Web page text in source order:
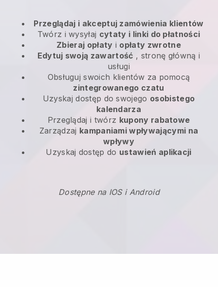
Przeglądaj i akceptuj zamówienia klientów
Twórz i wysyłaj cytaty i linki do płatności
Zbieraj opłaty i opłaty zwrotne
Edytuj swoją zawartość , stronę główną i
usługi
Obsługuj swoich klientów za pomocą
zintegrowanego czatu
Uzyskaj dostęp do swojego osobistego
kalendarza
Przeglądaj i twórz kupony rabatowe
Zarządzaj kampaniami wpływającymi na
wpływy
Uzyskaj dostęp do ustawień aplikacji
Dostępne na IOS i Android